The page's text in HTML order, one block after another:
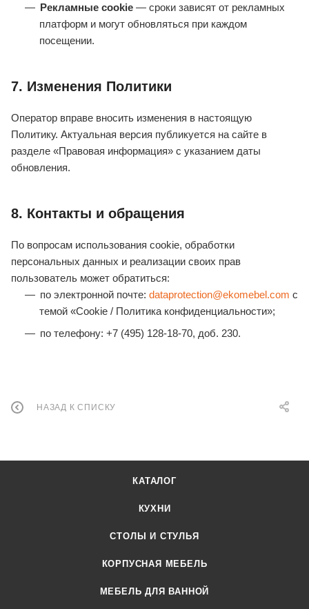
Рекламные cookie — сроки зависят от рекламных
платформ и могут обновляться при каждом
посещении.
7. Изменения Политики
Оператор вправе вносить изменения в настоящую
Политику. Актуальная версия публикуется на сайте в
разделе «Правовая информация» с указанием даты
обновления.
8. Контакты и обращения
По вопросам использования cookie, обработки
персональных данных и реализации своих прав
пользователь может обратиться:
по электронной почте: dataprotection@ekomebel.com с
темой «Cookie / Политика конфиденциальности»;
по телефону: +7 (495) 128‑18‑70, доб. 230.
НАЗАД К СПИСКУ
КАТАЛОГ
КУХНИ
СТОЛЫ И СТУЛЬЯ
КОРПУСНАЯ МЕБЕЛЬ
МЕБЕЛЬ ДЛЯ ВАННОЙ